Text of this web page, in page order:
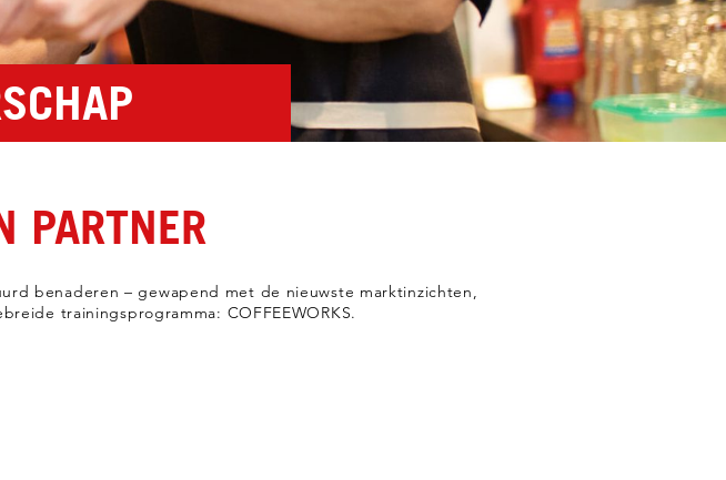
PARTNER
benaderen – gewapend met de nieuwste marktinzichten,
trainingsprogramma: COFFEEWORKS.